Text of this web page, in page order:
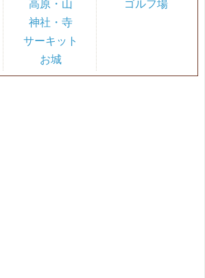
高原・山
神社・寺
サーキット
お城
ゴルフ場